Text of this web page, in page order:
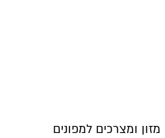
מזון ומצרכים למפונים